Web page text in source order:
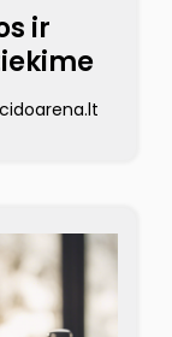
ir